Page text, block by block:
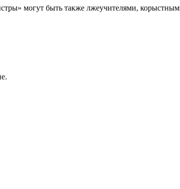
могут быть также лжеучителями,